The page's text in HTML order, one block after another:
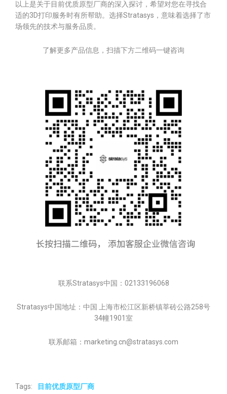
以上是关于目前优质原型厂商的深入探讨，希望对您在寻找合
适的3D打印服务时有所帮助。选择Stratasys，意味着选择了市
场领先的技术与服务品质。
了解更多产品信息，扫描下方二维码一键咨询
联系Stratasys中国：02133196068
Stratasys中国地址：中国 上海市松江区新桥镇莘砖公路258号
34幢1901室
联系邮箱：marketing.cn@stratasys.com
Tags: 目前优质原型厂商